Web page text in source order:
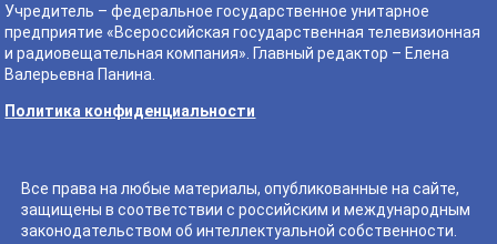
Учредитель – федеральное государственное унитарное
предприятие «Всероссийская государственная телевизионная
и радиовещательная компания». Главный редактор – Елена
Валерьевна Панина.
Политика конфиденциальности
Все права на любые материалы, опубликованные на сайте,
защищены в соответствии с российским и международным
законодательством об интеллектуальной собственности.